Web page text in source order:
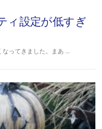
ィ設定が低すぎ
なってきました。まあ …